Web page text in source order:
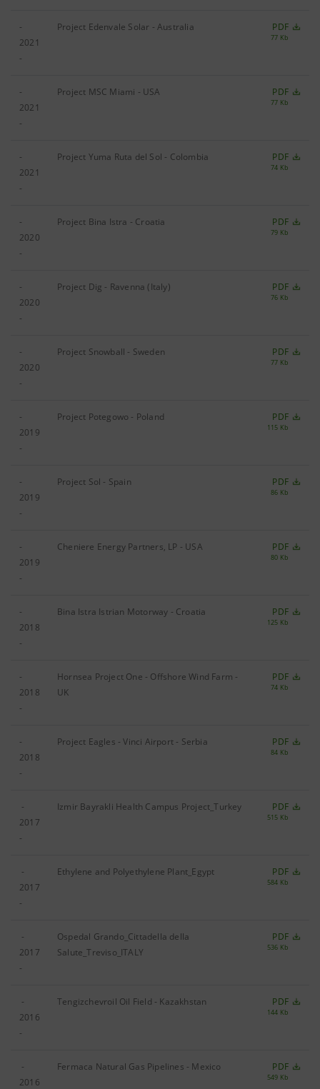
-
2021
-
Project Edenvale Solar - Australia PDF
77 Kb
-
2021
-
Project MSC Miami - USA PDF
77 Kb
-
2021
-
Project Yuma Ruta del Sol - Colombia PDF
74 Kb
-
2020
-
Project Bina Istra - Croatia PDF
79 Kb
-
2020
-
Project Dig - Ravenna (Italy) PDF
76 Kb
-
2020
-
Project Snowball - Sweden PDF
77 Kb
-
2019
-
Project Potegowo - Poland PDF
115 Kb
-
2019
-
Project Sol - Spain PDF
86 Kb
-
2019
-
Cheniere Energy Partners, LP - USA PDF
80 Kb
-
2018
-
Bina Istra Istrian Motorway - Croatia PDF
125 Kb
-
2018
-
Hornsea Project One - Offshore Wind Farm -
UK
PDF
74 Kb
-
2018
-
Project Eagles - Vinci Airport - Serbia PDF
84 Kb
-
2017
-
Izmir Bayrakli Health Campus Project_Turkey PDF
515 Kb
-
2017
-
Ethylene and Polyethylene Plant_Egypt PDF
584 Kb
-
2017
-
Ospedal Grando_Cittadella della
Salute_Treviso_ITALY
PDF
536 Kb
-
2016
-
Tengizchevroil Oil Field ‐ Kazakhstan PDF
144 Kb
-
2016
Fermaca Natural Gas Pipelines - Mexico PDF
549 Kb